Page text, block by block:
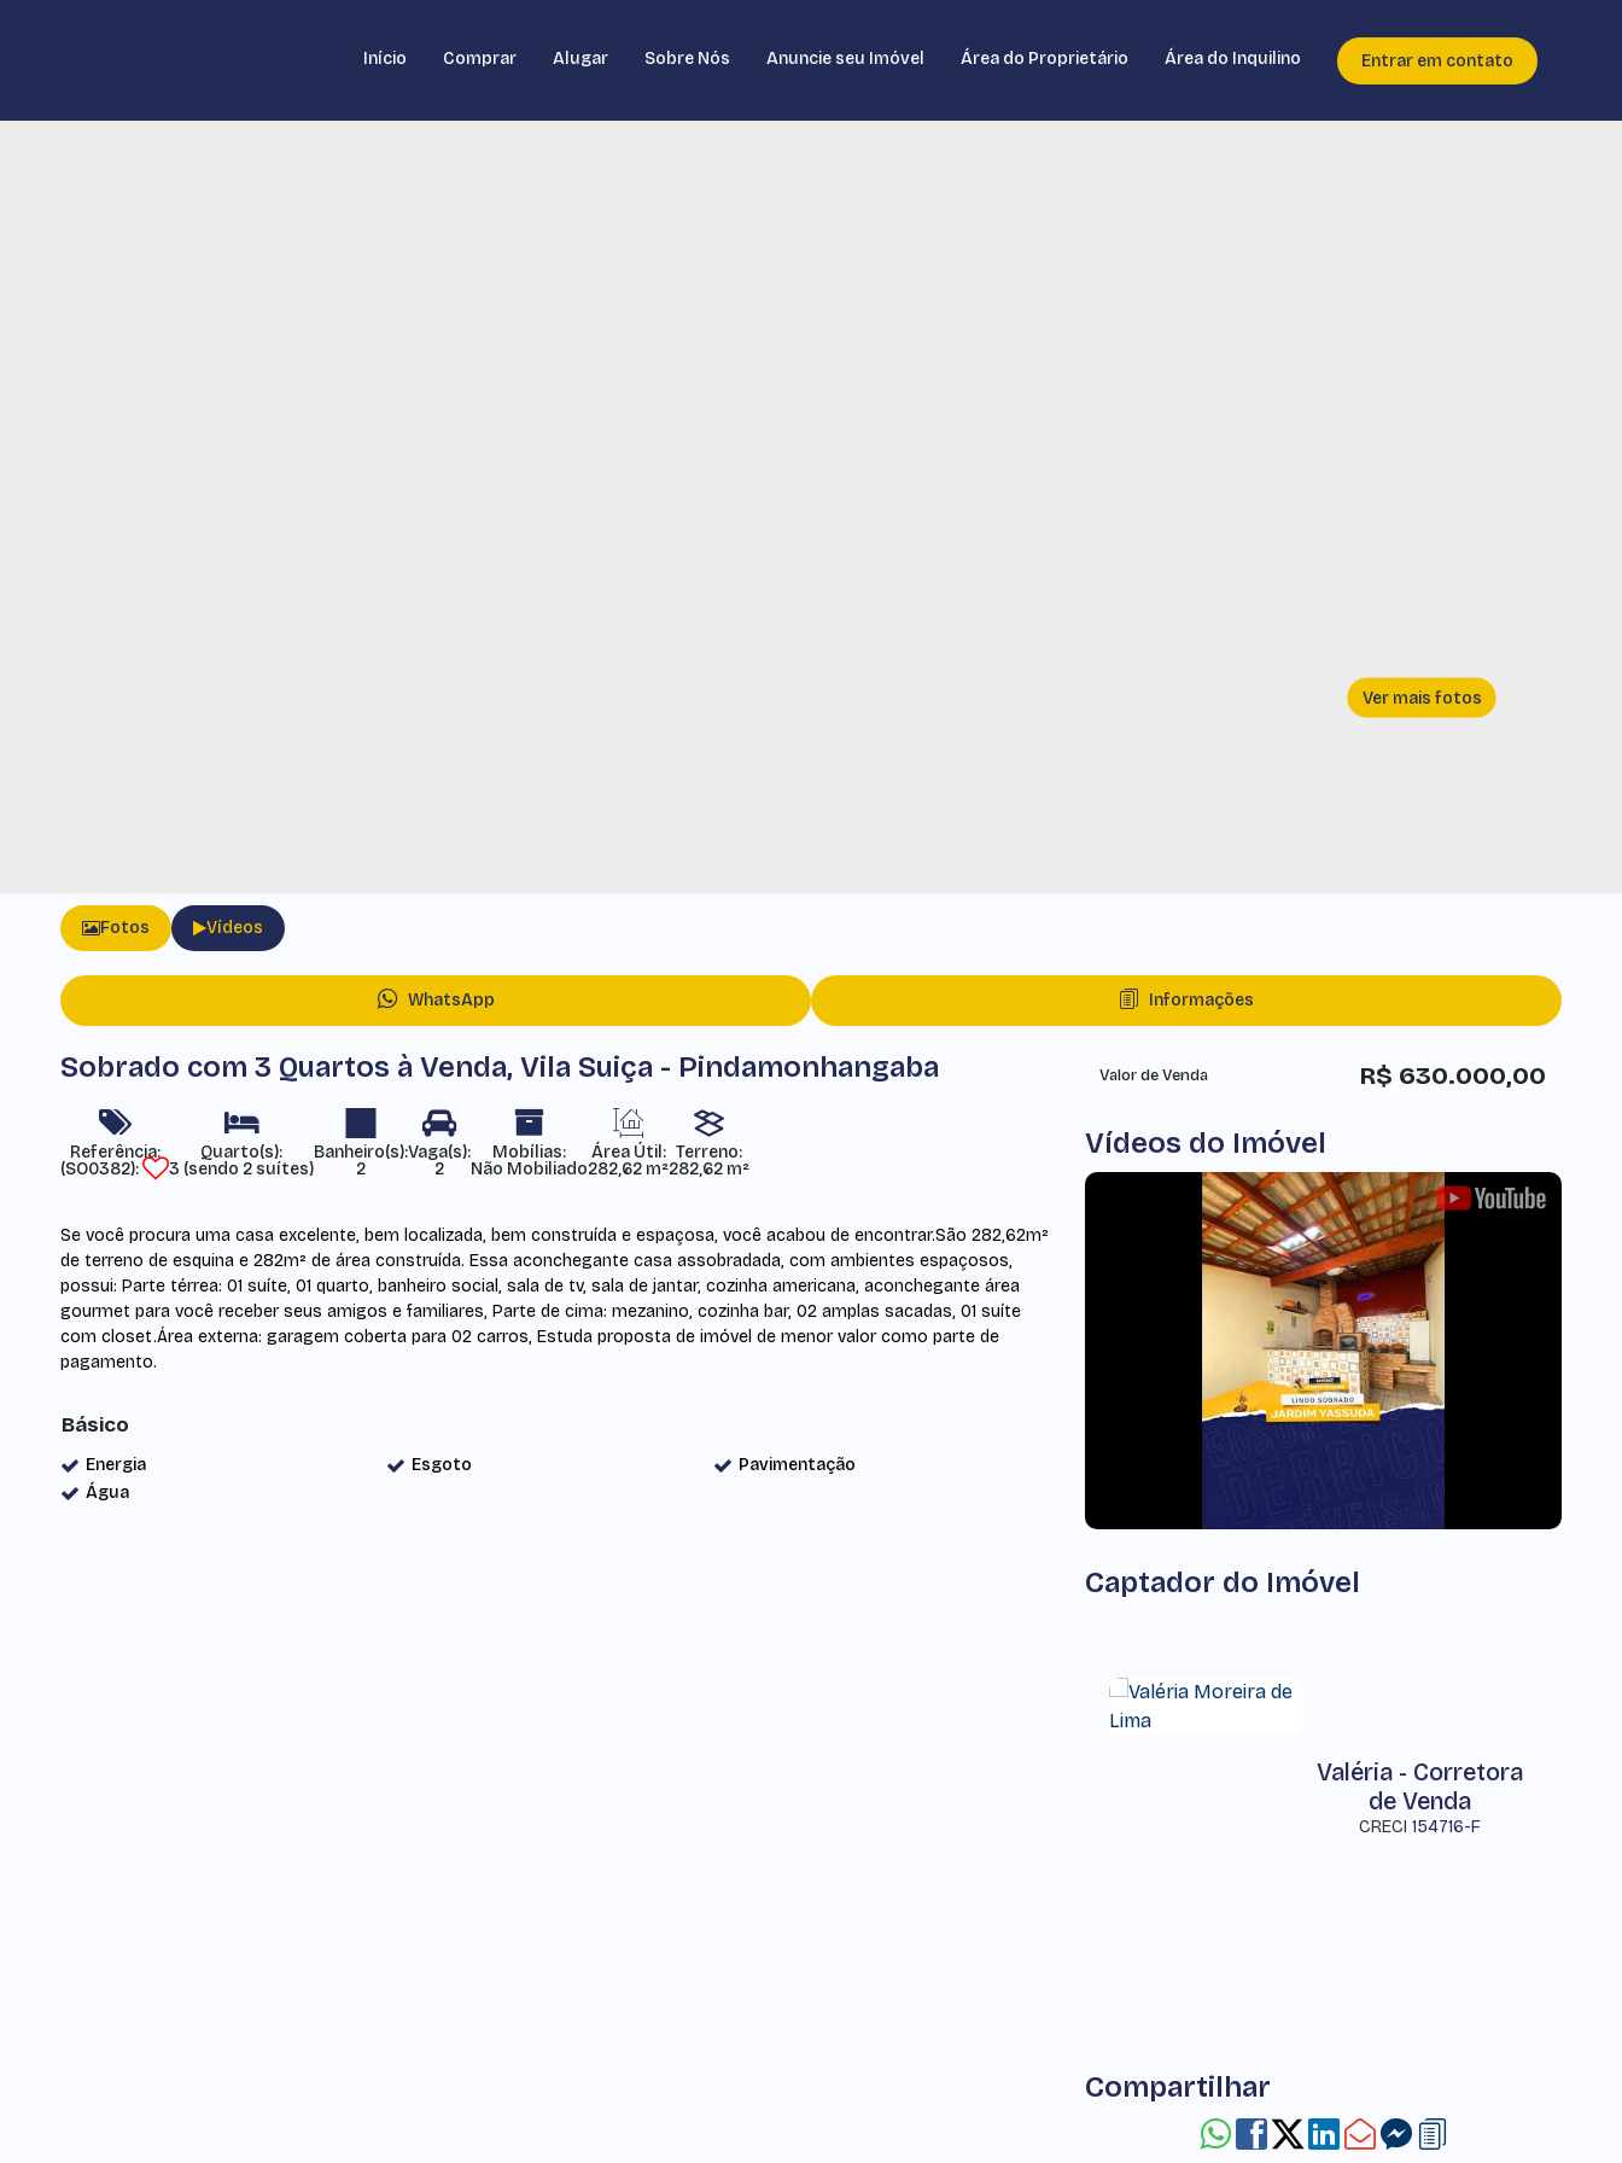
Área do Inquilino
Área do Proprietário
Anuncie seu Imóvel
Sobre Nós
Alugar
Comprar
Início Entrar em contato
Fotos Vídeos
WhatsApp Informações
Sobrado com 3 Quartos à Venda, Vila Suiça - Pindamonhangaba
Referência:
(SO0382)
3 (sendo 2 suítes) 2 2
Mobílias:
Não Mobiliado
Área Útil:
282,62 m²
Terreno:
282,62 m²
Se você procura uma casa excelente, bem localizada, bem construída e espaçosa, você acabou de encontrar.São 282,62m²
de terreno de esquina e 282m² de área construída. Essa aconchegante casa assobradada, com ambientes espaçosos,
possui: Parte térrea: 01 suíte, 01 quarto, banheiro social, sala de tv, sala de jantar, cozinha americana, aconchegante área
gourmet para você receber seus amigos e familiares, Parte de cima: mezanino, cozinha bar, 02 amplas sacadas, 01 suíte
com closet.Área externa: garagem coberta para 02 carros, Estuda proposta de imóvel de menor valor como parte de
pagamento.
Básico
Energia Esgoto
Pavimentação
Água
R$ 630.000,00
Valor de Venda
Vídeos do Imóvel
Captador do Imóvel
Valéria - Corretora
de Venda
CRECI 154716-F
Compartilhar